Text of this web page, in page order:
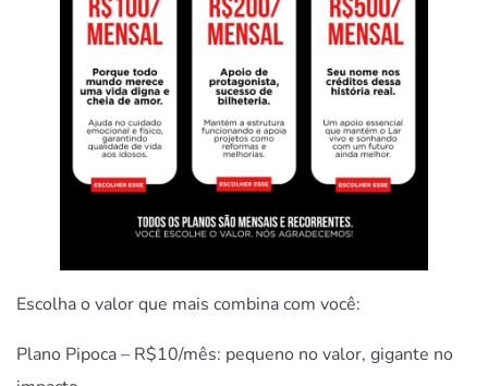
Escolha o valor que mais combina com você:
Plano Pipoca – R$10/mês: pequeno no valor, gigante no